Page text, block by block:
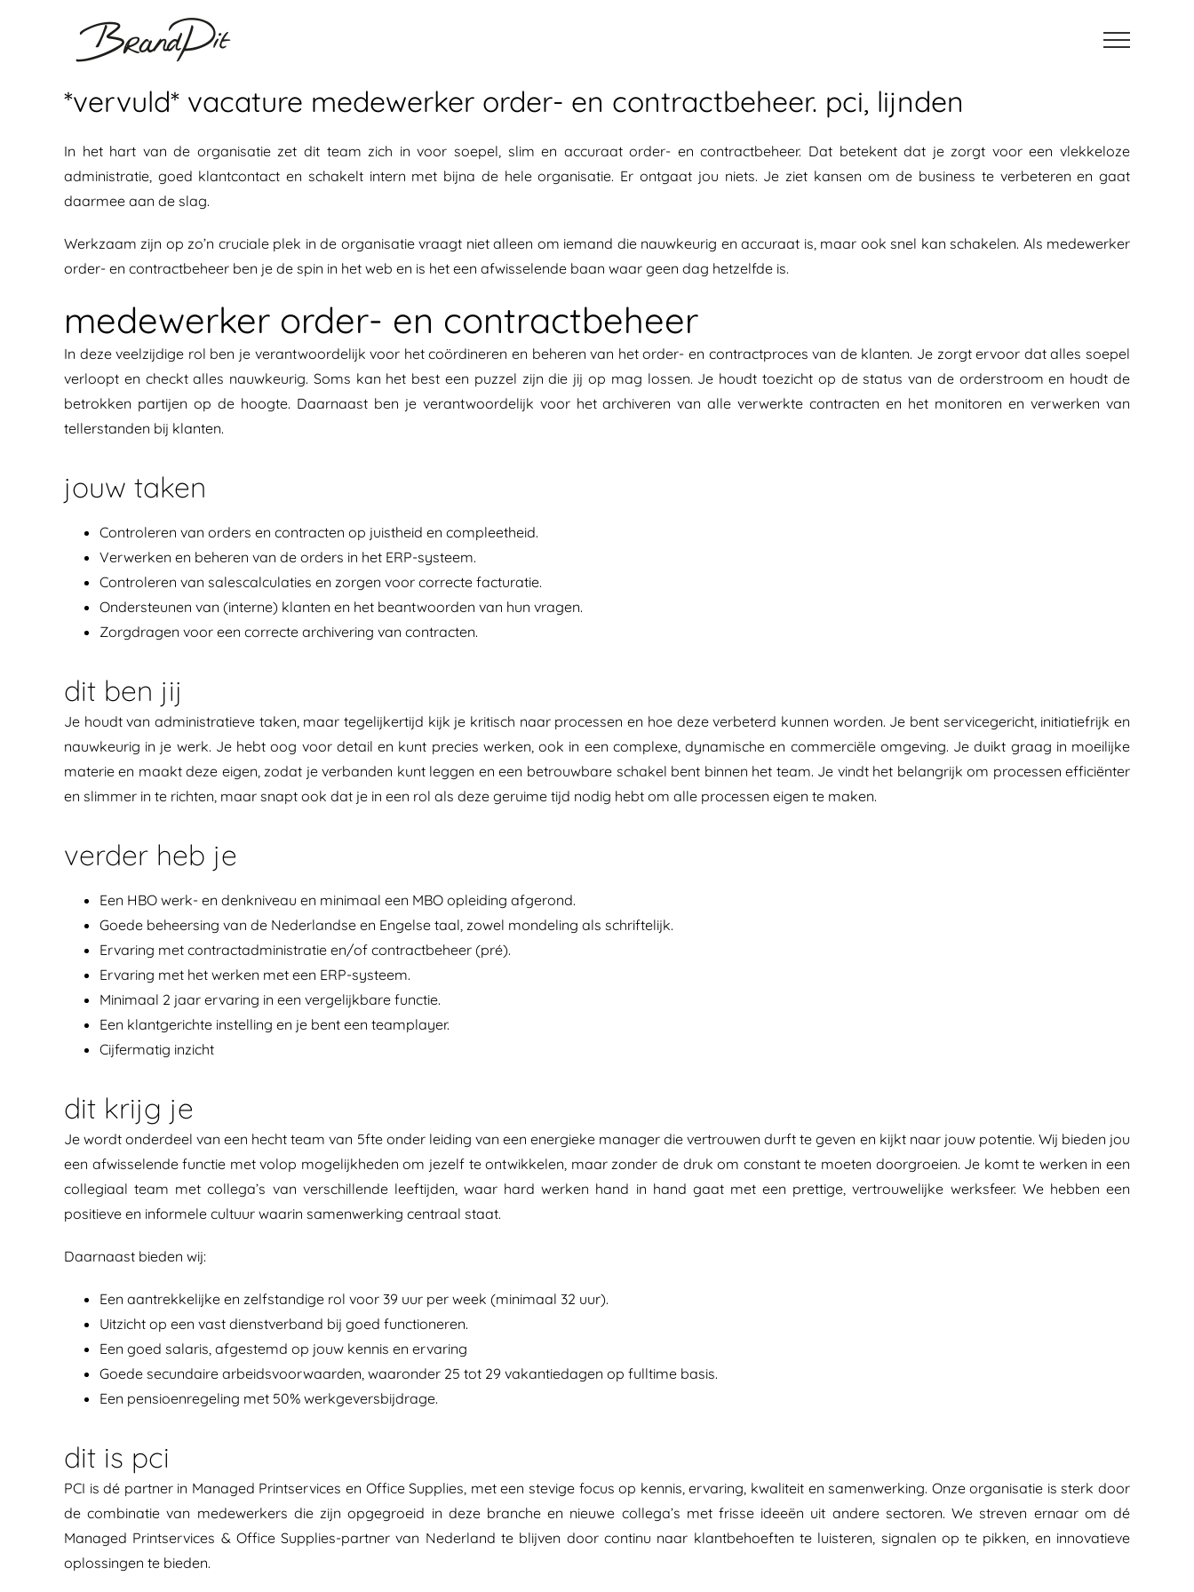
*vervuld* vacature medewerker order- en contractbeheer. pci, lijnden
In het hart van de organisatie zet dit team zich in voor soepel, slim en accuraat order- en contractbeheer. Dat betekent dat je zorgt voor een vlekkeloze
administratie, goed klantcontact en schakelt intern met bijna de hele organisatie. Er ontgaat jou niets. Je ziet kansen om de business te verbeteren en gaat
daarmee aan de slag.
Werkzaam zijn op zo’n cruciale plek in de organisatie vraagt niet alleen om iemand die nauwkeurig en accuraat is, maar ook snel kan schakelen. Als medewerker
order- en contractbeheer ben je de spin in het web en is het een afwisselende baan waar geen dag hetzelfde is.
medewerker order- en contractbeheer
In deze veelzijdige rol ben je verantwoordelijk voor het coördineren en beheren van het order- en contractproces van de klanten. Je zorgt ervoor dat alles soepel
verloopt en checkt alles nauwkeurig. Soms kan het best een puzzel zijn die jij op mag lossen. Je houdt toezicht op de status van de orderstroom en houdt de
betrokken partijen op de hoogte. Daarnaast ben je verantwoordelijk voor het archiveren van alle verwerkte contracten en het monitoren en verwerken van
tellerstanden bij klanten.
jouw taken
Controleren van orders en contracten op juistheid en compleetheid.
Verwerken en beheren van de orders in het ERP-systeem.
Controleren van salescalculaties en zorgen voor correcte facturatie.
Ondersteunen van (interne) klanten en het beantwoorden van hun vragen.
Zorgdragen voor een correcte archivering van contracten.
dit ben jij
Je houdt van administratieve taken, maar tegelijkertijd kijk je kritisch naar processen en hoe deze verbeterd kunnen worden. Je bent servicegericht, initiatiefrijk en
nauwkeurig in je werk. Je hebt oog voor detail en kunt precies werken, ook in een complexe, dynamische en commerciële omgeving. Je duikt graag in moeilijke
materie en maakt deze eigen, zodat je verbanden kunt leggen en een betrouwbare schakel bent binnen het team. Je vindt het belangrijk om processen efficiënter
en slimmer in te richten, maar snapt ook dat je in een rol als deze geruime tijd nodig hebt om alle processen eigen te maken.
verder heb je
Een HBO werk- en denkniveau en minimaal een MBO opleiding afgerond.
Goede beheersing van de Nederlandse en Engelse taal, zowel mondeling als schriftelijk.
Ervaring met contractadministratie en/of contractbeheer (pré).
Ervaring met het werken met een ERP-systeem.
Minimaal 2 jaar ervaring in een vergelijkbare functie.
Een klantgerichte instelling en je bent een teamplayer.
Cijfermatig inzicht
dit krijg je
Je wordt onderdeel van een hecht team van 5fte onder leiding van een energieke manager die vertrouwen durft te geven en kijkt naar jouw potentie. Wij bieden jou
een afwisselende functie met volop mogelijkheden om jezelf te ontwikkelen, maar zonder de druk om constant te moeten doorgroeien. Je komt te werken in een
collegiaal team met collega’s van verschillende leeftijden, waar hard werken hand in hand gaat met een prettige, vertrouwelijke werksfeer. We hebben een
positieve en informele cultuur waarin samenwerking centraal staat.
Daarnaast bieden wij:
Een aantrekkelijke en zelfstandige rol voor 39 uur per week (minimaal 32 uur).
Uitzicht op een vast dienstverband bij goed functioneren.
Een goed salaris, afgestemd op jouw kennis en ervaring
Goede secundaire arbeidsvoorwaarden, waaronder 25 tot 29 vakantiedagen op fulltime basis.
Een pensioenregeling met 50% werkgeversbijdrage.
dit is pci
PCI is dé partner in Managed Printservices en Office Supplies, met een stevige focus op kennis, ervaring, kwaliteit en samenwerking. Onze organisatie is sterk door
de combinatie van medewerkers die zijn opgegroeid in deze branche en nieuwe collega’s met frisse ideeën uit andere sectoren. We streven ernaar om dé
Managed Printservices & Office Supplies-partner van Nederland te blijven door continu naar klantbehoeften te luisteren, signalen op te pikken, en innovatieve
oplossingen te bieden.